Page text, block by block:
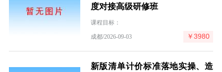
度对接高级研修班
课程目标：
成都/2026-09-03 ￥3980
新版清单计价标准落地实操、造